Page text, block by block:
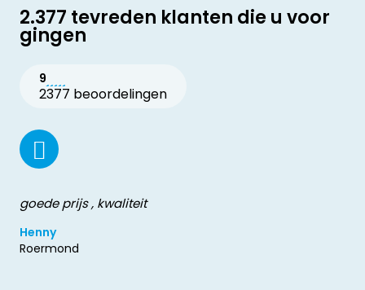
2.377 tevreden klanten die u voor
gingen
9
2377 beoordelingen
goede prijs , kwaliteit
Henny
Roermond